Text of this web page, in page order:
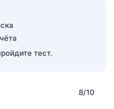
тест.
8/10